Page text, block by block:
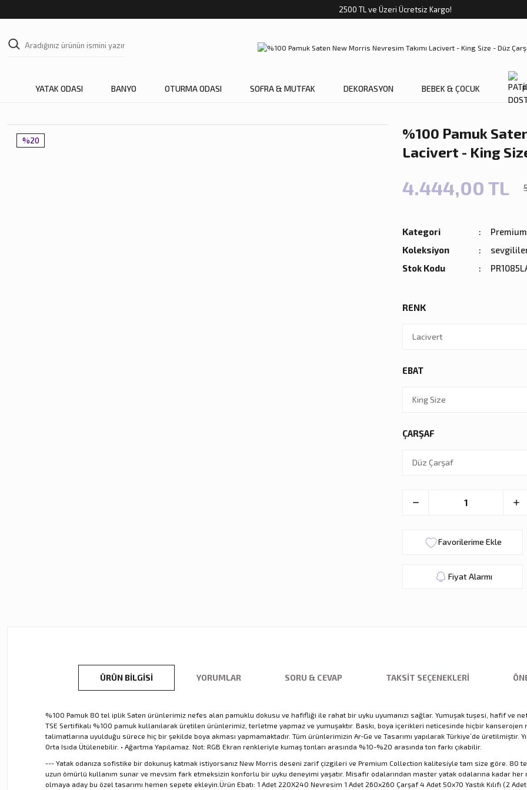
2500 TL ve Üzeri Ücretsiz Kargo!
YATAK ODASI BANYO OTURMA ODASI SOFRA & MUTFAK DEKORASYON BEBEK & ÇOCUK
%20
%100 Pamuk
Lacivert - King
4.444,00 TL
Kategori
Koleksiyon
Stok Kodu
RENK
EBAT
ÇARŞAF
Fiyat Alarmı
ÜRÜN BILGISI YORUMLAR SORU & CEVAP TAKSIT SEÇENEKLERI
%100 Pamuk 80 tel iplik Saten ürünlerimiz nefes alan pamuklu dokusu ve hafifliği ile rahat bir uyku uyumanızı sağlar. Yumuşak tuşesi, hafif ve nefes
TSE Sertifikalı %100 pamuk kullanılarak üretilen ürünlerimiz, terletme yapmaz ve yumuşaktır. Baskı, boya içerikleri neticesinde hiçbir kanserojen
talimatlarına uyulduğu sürece hiç bir şekilde boya akması yapmamaktadır. Tüm ürünlerimizin Ar-Ge ve Tasarımı yapılarak Türkiye’de üretilmiştir.
Orta Isıda Ütülenebilir. • Ağartma Yapılamaz. Not: RGB Ekran renkleriyle kumaş tonları arasında %10-%20 arasında ton farkı çıkabilir.
--- Yatak odanıza sofistike bir dokunuş katmak istiyorsanız New Morris deseni zarif çizgileri ve Premium Collection kalitesiyle tam size göre. 80
uzun ömürlü kullanım sunar ve mevsim fark etmeksizin konforlu bir uyku deneyimi yaşatır. Misafir odalarından master yatak odalarına kadar her
olmaya aday bu özel tasarımı hemen sepete ekleyin.Ürün Ebatı: 1 Adet 220X240 Nevresim 1 Adet 260x260 Çarşaf 4 Adet 50x70 Yastık Kılıfı (2 Adet